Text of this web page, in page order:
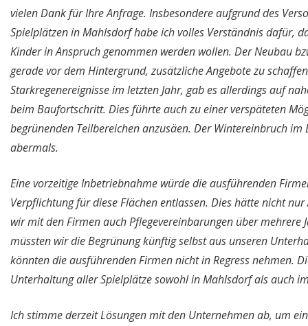
vielen Dank für Ihre Anfrage. Insbesondere aufgrund des
Spielplätzen in Mahlsdorf habe ich volles Verständnis dafür,
Kinder in Anspruch genommen werden wollen. Der Neubau
gerade vor dem Hintergrund, zusätzliche Angebote zu
Starkregenereignisse im letzten Jahr, gab es allerdings auf
beim Baufortschritt. Dies führte auch zu einer verspäteten
begrünenden Teilbereichen anzusäen. Der Wintereinbruch im
abermals.
Eine vorzeitige Inbetriebnahme würde die ausführenden
Verpflichtung für diese Flächen entlassen. Dies hätte nicht
wir mit den Firmen auch Pflegevereinbarungen über mehrere
müssten wir die Begrünung künftig selbst aus unseren
könnten die ausführenden Firmen nicht in Regress nehmen.
Unterhaltung aller Spielplätze sowohl in Mahlsdorf als auch
Ich stimme derzeit Lösungen mit den Unternehmen ab, um